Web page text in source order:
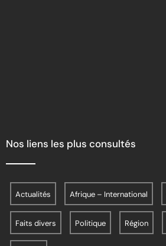
Nos liens les plus consultés
Actualités Afrique – International
Faits divers Politique Région